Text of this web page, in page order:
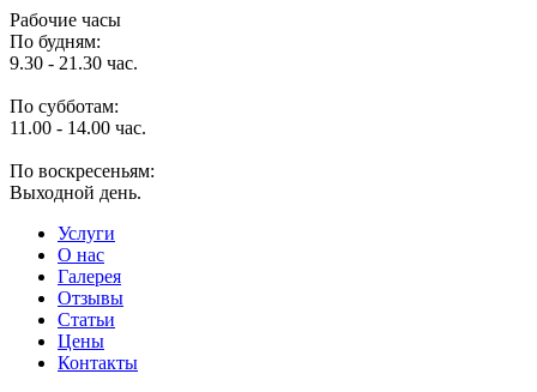
Рабочие часы
По будням:
9.30 - 21.30 час.
По субботам:
11.00 - 14.00 час.
По воскресеньям:
Выходной день.
Услуги
O нас
Галерея
Отзывы
Статьи
Цены
Контакты